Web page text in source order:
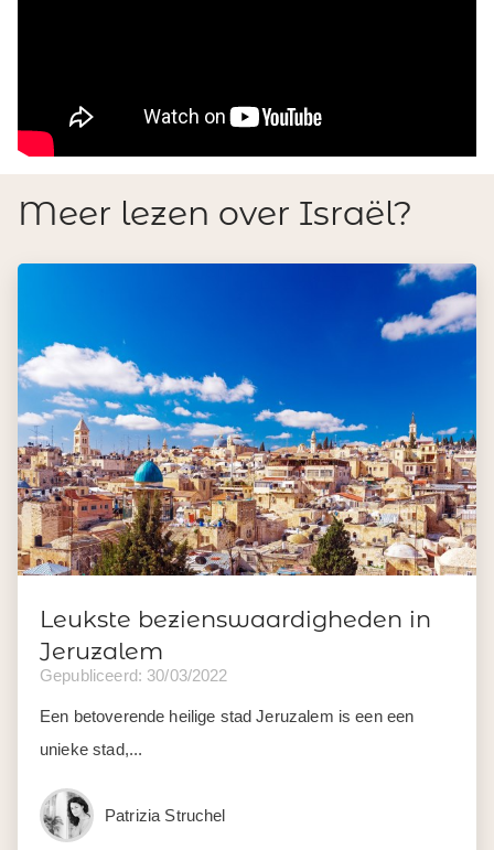
Meer lezen over Israël?
Leukste bezienswaardigheden in
Jeruzalem
Gepubliceerd: 30/03/2022
Een betoverende heilige stad Jeruzalem is een een
unieke stad,...
Patrizia Struchel